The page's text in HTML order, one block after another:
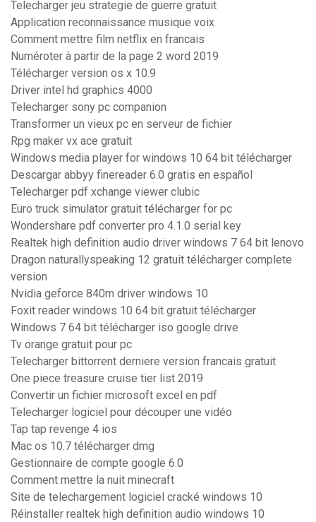
Telecharger jeu strategie de guerre gratuit
Application reconnaissance musique voix
Comment mettre film netflix en francais
Numéroter à partir de la page 2 word 2019
Télécharger version os x 10.9
Driver intel hd graphics 4000
Telecharger sony pc companion
Transformer un vieux pc en serveur de fichier
Rpg maker vx ace gratuit
Windows media player for windows 10 64 bit télécharger
Descargar abbyy finereader 6.0 gratis en español
Telecharger pdf xchange viewer clubic
Euro truck simulator gratuit télécharger for pc
Wondershare pdf converter pro 4.1.0 serial key
Realtek high definition audio driver windows 7 64 bit lenovo
Dragon naturallyspeaking 12 gratuit télécharger complete
version
Nvidia geforce 840m driver windows 10
Foxit reader windows 10 64 bit gratuit télécharger
Windows 7 64 bit télécharger iso google drive
Tv orange gratuit pour pc
Telecharger bittorrent derniere version francais gratuit
One piece treasure cruise tier list 2019
Convertir un fichier microsoft excel en pdf
Telecharger logiciel pour découper une vidéo
Tap tap revenge 4 ios
Mac os 10.7 télécharger dmg
Gestionnaire de compte google 6.0
Comment mettre la nuit minecraft
Site de telechargement logiciel cracké windows 10
Réinstaller realtek high definition audio windows 10